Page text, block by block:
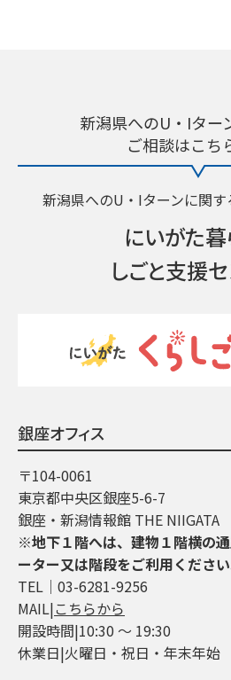
新潟県へのU・Iター
ご相談はこち
新潟県へのU・Iターンに関
にいがた暮
しごと支援
銀座オフィス
〒104-0061
東京都中央区銀座5-6-7
銀座・新潟情報館 THE
※地下１階へは、建物１階横の
ーター又は階段をご利用ください
TEL│03-6281-9256
MAIL|こちらから
開設時間|10:30 ～ 19:30
休業日|火曜日・祝日・年末年始